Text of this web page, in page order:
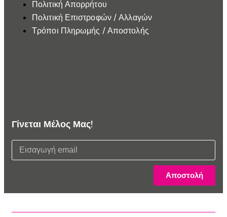
Πολιτική Απορρήτου
Πολιτική Επιστροφών / Αλλαγών
Τρόποι Πληρωμής / Αποστολής
Γίνεται Μέλος Μας!
Αποστολή